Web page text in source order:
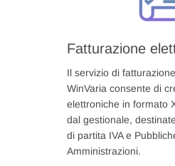
Fatturazione
Il servizio di
WinVaria consente di
elettroniche in formato
dal gestionale,
di partita IVA e
Amministrazioni.